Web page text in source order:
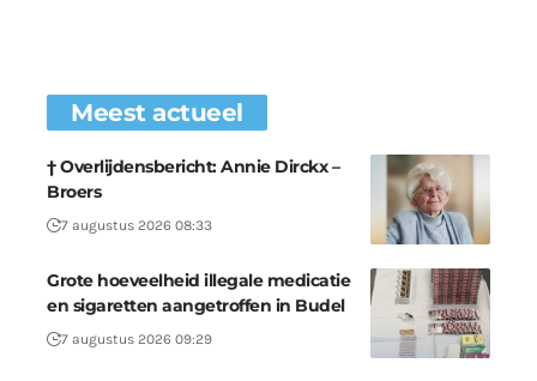
Meest actueel
† Overlijdensbericht: Annie Dirckx –
Broers
7 augustus 2026 08:33
Grote hoeveelheid illegale medicatie
en sigaretten aangetroffen in Budel
7 augustus 2026 09:29